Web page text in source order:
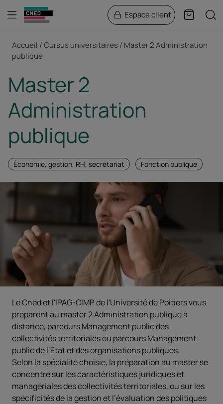
Menu Espace client Panier
Accueil Cursus universitaires
Master 2 Administration
publique
Master 2
Administration
publique
Économie, gestion, RH, secrétariat Fonction publique
Le Cned et l'IPAG-CIMP de l'Université de Poitiers vous
préparent au master 2 Administration publique à
distance, parcours Management public des
collectivités territoriales ou parcours Management
public de l’État et des organisations publiques.
Selon la spécialité choisie, la préparation au master se
concentre sur les caractéristiques juridiques et
managériales des collectivités territoriales, ou sur les
spécificités de la gestion et l’évaluation des politiques